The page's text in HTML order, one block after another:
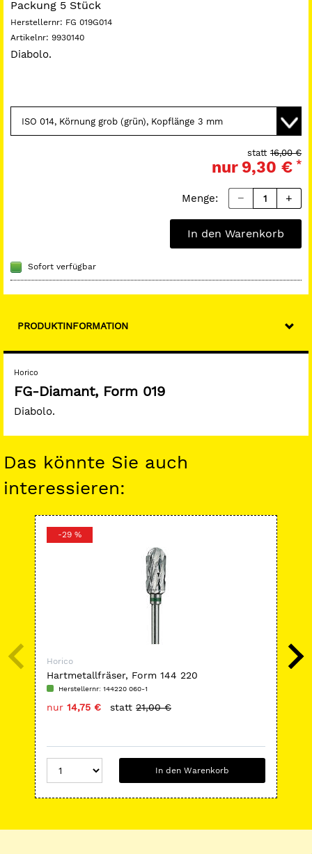
Packung 5 Stück
Herstellernr: FG 019G014
Artikelnr: 9930140
Diabolo.
16,00 €
statt
nur 9,30 € *
Menge:
In den Warenkorb
Sofort verfügbar
PRODUKTINFORMATION
Horico
FG-Diamant, Form 019
Diabolo.
Das könnte Sie auch
interessieren:
-29 %
Horico
Hartmetallfräser, Form 144 220
Herstellernr: 144220 060-1
nur 14,75 € statt 21,00 €
In den Warenkorb